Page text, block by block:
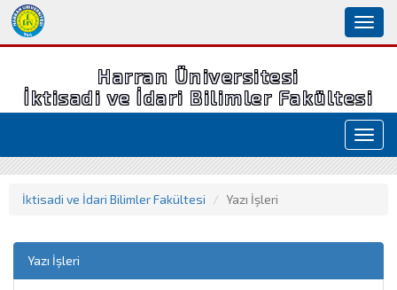
Harran Üniversitesi
İktisadi ve İdari Bilimler Fakültesi
İktisadi ve İdari Bilimler Fakültesi Yazı İşleri
Yazı İşleri